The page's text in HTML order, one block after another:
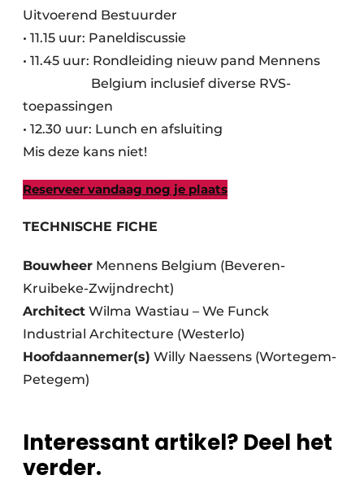
Uitvoerend Bestuurder
• 11.15 uur: Paneldiscussie
• 11.45 uur: Rondleiding nieuw pand Mennens
Belgium inclusief diverse RVS-
toepassingen
• 12.30 uur: Lunch en afsluiting
Mis deze kans niet!
Reserveer vandaag nog je plaats
TECHNISCHE FICHE
Bouwheer Mennens Belgium (Beveren-
Kruibeke-Zwijndrecht)
Architect Wilma Wastiau – We Funck
Industrial Architecture (Westerlo)
Hoofdaannemer(s) Willy Naessens (Wortegem-
Petegem)
Interessant artikel? Deel het
verder.